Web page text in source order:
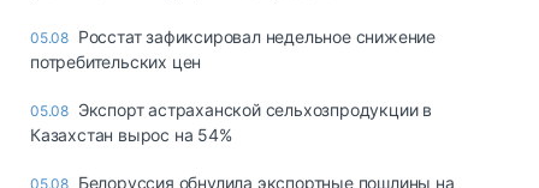
05.08 Росстат зафиксировал недельное снижение
потребительских цен
05.08 Экспорт астраханской сельхозпродукции в
Казахстан вырос на 54%
05.08 Белоруссия обнулила экспортные пошлины на